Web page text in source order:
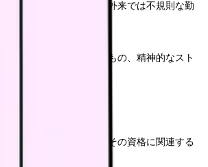
仕事が求められ、緊急外来では不規則な勤
あります。
な負荷は比較的少ないもの、精神的なスト
合性
看護師を目指す場合、その資格に関連する
なります。